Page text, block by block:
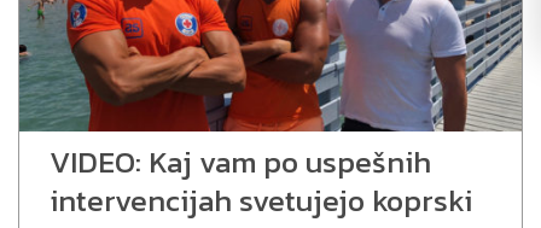
VIDEO: Kaj vam po uspešnih
intervencijah svetujejo koprski